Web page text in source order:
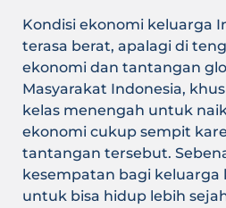
Kondisi ekonomi keluarga
terasa berat, apalagi di
ekonomi dan tantangan
Masyarakat Indonesia,
kelas menengah untuk
ekonomi cukup sempit
tantangan tersebut.
kesempatan bagi keluarga
untuk bisa hidup lebih